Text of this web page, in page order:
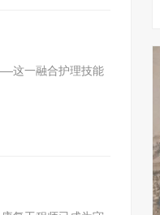
这一融合护理技能